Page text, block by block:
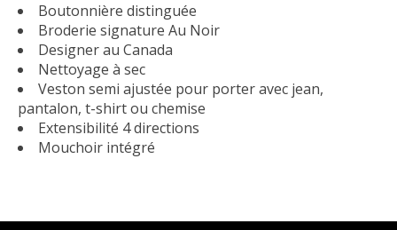
Boutonnière distinguée
Broderie signature Au Noir
Designer au Canada
Nettoyage à sec
Veston semi ajustée pour porter avec jean,
pantalon, t-shirt ou chemise
Extensibilité 4 directions
Mouchoir intégré